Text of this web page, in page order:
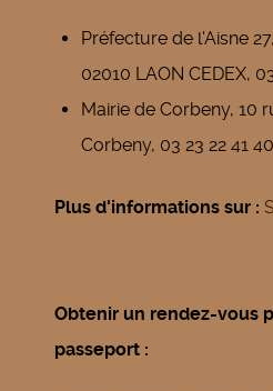
Préfecture de l'Aisne
02010 LAON CEDEX,
Mairie de Corbeny, 10
Corbeny, 03 23 22 41 40
Plus d'informations sur :
Obtenir un rendez-vous
passeport :